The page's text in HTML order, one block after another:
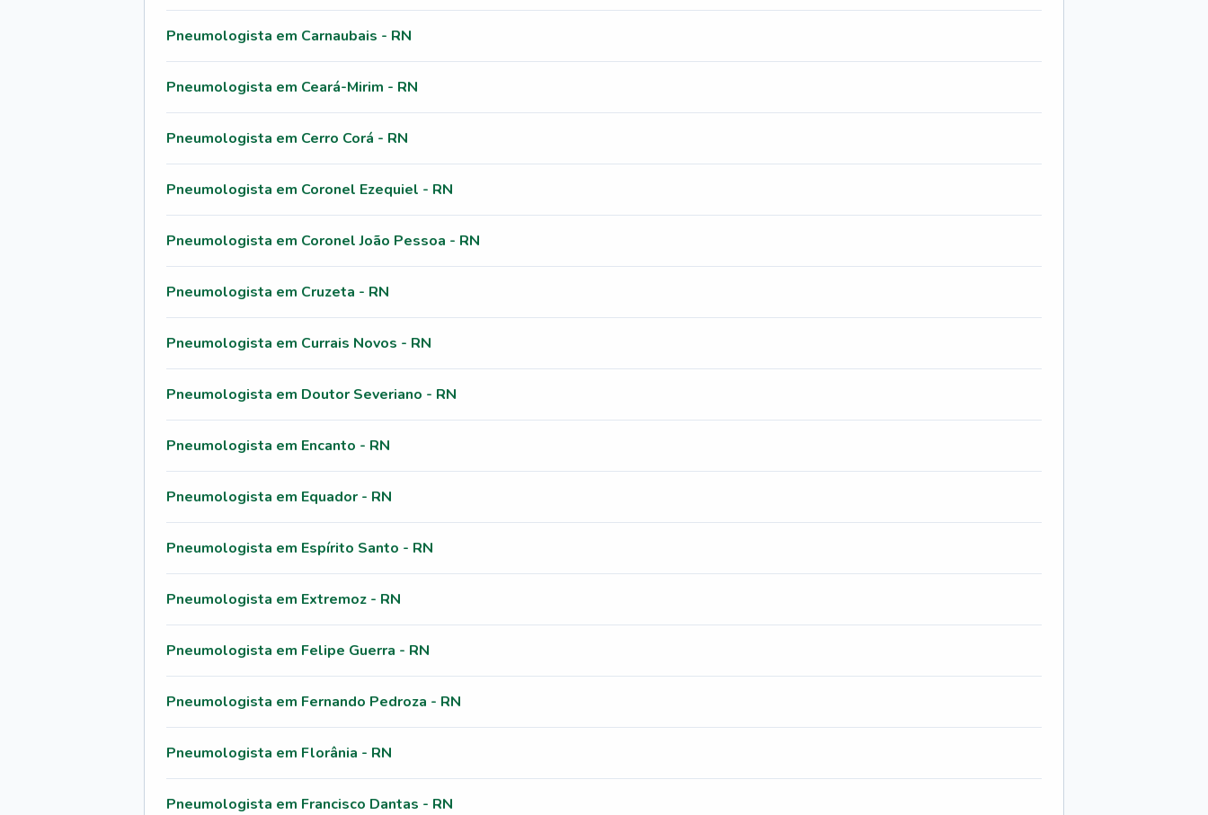
Pneumologista em Carnaubais - RN
Pneumologista em Ceará-Mirim - RN
Pneumologista em Cerro Corá - RN
Pneumologista em Coronel Ezequiel - RN
Pneumologista em Coronel João Pessoa - RN
Pneumologista em Cruzeta - RN
Pneumologista em Currais Novos - RN
Pneumologista em Doutor Severiano - RN
Pneumologista em Encanto - RN
Pneumologista em Equador - RN
Pneumologista em Espírito Santo - RN
Pneumologista em Extremoz - RN
Pneumologista em Felipe Guerra - RN
Pneumologista em Fernando Pedroza - RN
Pneumologista em Florânia - RN
Pneumologista em Francisco Dantas - RN